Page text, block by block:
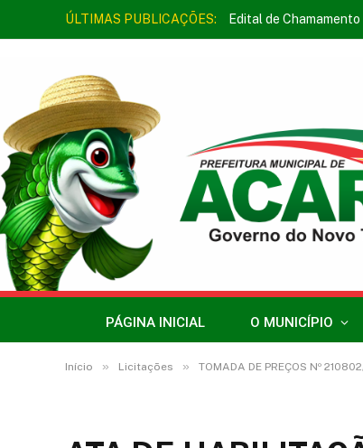
ÚLTIMAS PUBLICAÇÕES: Edital de
PÁGINA INICIAL O MUNICÍPIO
Início » Licitações » TOMADA DE PREÇOS Nº